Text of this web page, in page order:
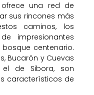
una red de
sus rincones más
caminos, los
impresionantes
centenario.
Bucarón y Cuevas
el de Sibora, son
característicos de